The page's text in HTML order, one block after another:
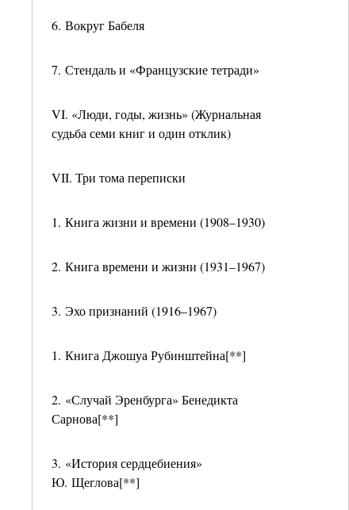
6. Вокруг Бабеля
7. Стендаль и «Французские тетради»
VI. «Люди, годы, жизнь» (Журнальная
судьба семи книг и один отклик)
VII. Три тома переписки
1. Книга жизни и времени (1908–1930)
2. Книга времени и жизни (1931–1967)
3. Эхо признаний (1916–1967)
1. Книга Джошуа Рубинштейна[**]
2. «Случай Эренбурга» Бенедикта
Сарнова[**]
3. «История сердцебиения»
Ю. Щеглова[**]